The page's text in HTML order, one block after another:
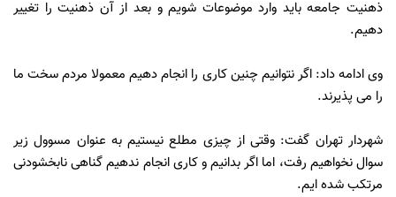
ذهنیت جامعه باید وارد موضوعات شویم و بعد از آن ذهنیت را تغییر
دهیم.
وی ادامه داد: اگر نتوانیم چنین کاری را انجام دهیم معمولا مردم سخت ما
را می پذیرند.
شهردار تهران گفت: وقتی از چیزی مطلع نیستیم به عنوان مسوول زیر
سوال نخواهیم رفت، اما اگر بدانیم و کاری انجام ندهیم گناهی نابخشودنی
مرتکب شده ایم.